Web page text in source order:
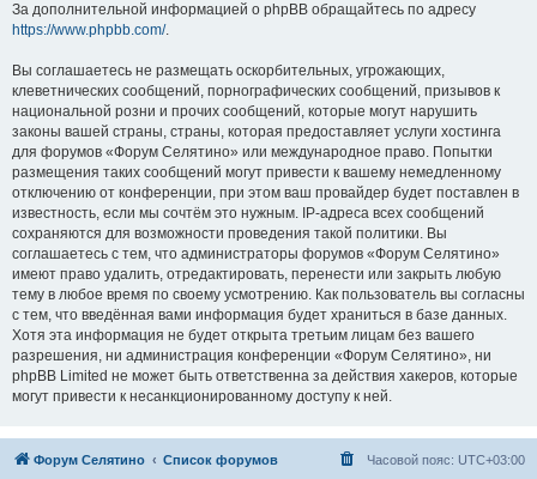
За дополнительной информацией о phpBB обращайтесь по адресу
https://www.phpbb.com/.
Вы соглашаетесь не размещать оскорбительных, угрожающих,
клеветнических сообщений, порнографических сообщений, призывов к
национальной розни и прочих сообщений, которые могут нарушить
законы вашей страны, страны, которая предоставляет услуги хостинга
для форумов «Форум Селятино» или международное право. Попытки
размещения таких сообщений могут привести к вашему немедленному
отключению от конференции, при этом ваш провайдер будет поставлен в
известность, если мы сочтём это нужным. IP-адреса всех сообщений
сохраняются для возможности проведения такой политики. Вы
соглашаетесь с тем, что администраторы форумов «Форум Селятино»
имеют право удалить, отредактировать, перенести или закрыть любую
тему в любое время по своему усмотрению. Как пользователь вы согласны
с тем, что введённая вами информация будет храниться в базе данных.
Хотя эта информация не будет открыта третьим лицам без вашего
разрешения, ни администрация конференции «Форум Селятино», ни
phpBB Limited не может быть ответственна за действия хакеров, которые
могут привести к несанкционированному доступу к ней.
Форум Селятино Список форумов Часовой пояс: UTC+03:00